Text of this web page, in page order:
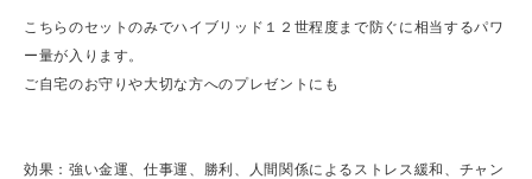
こちらのセットのみでハイブリッド１２世程度まで防ぐに相当するパワ
ー量が入ります。
ご自宅のお守りや大切な方へのプレゼントにも
効果：強い金運、仕事運、勝利、人間関係によるストレス緩和、チャン